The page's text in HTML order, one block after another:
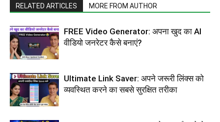
RELATED ARTICLES MORE FROM AUTHOR
FREE Video Generator: अपना खुद का AI
वीडियो जनरेटर कैसे बनाएं?
Ultimate Link Saver: अपने जरूरी लिंक्स को
व्यवस्थित करने का सबसे सुरक्षित तरीका